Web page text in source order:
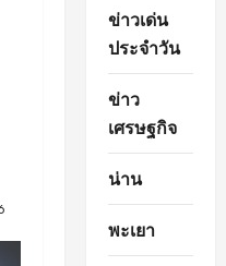
ข่าวเด่น
ประจำวัน
ข่าว
เศรษฐกิจ
น่าน
พะเยา